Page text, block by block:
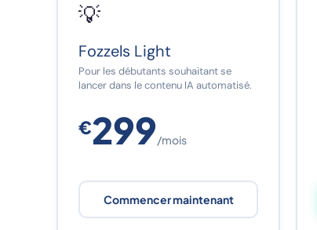
💡
Fozzels Light
Pour les débutants souhaitant se
lancer dans le contenu IA automatisé.
€299/mois
Commencer maintenant